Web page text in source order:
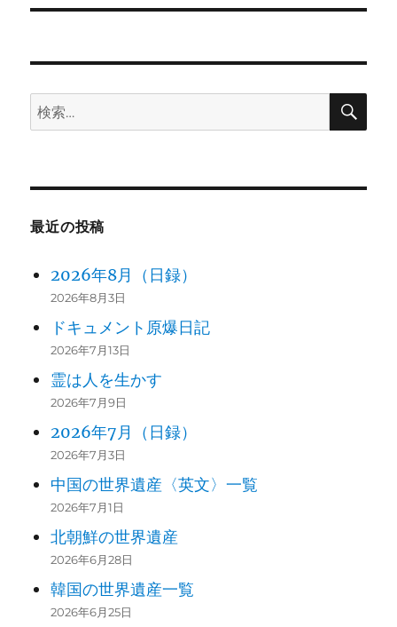
シ
ン
稿:
検
索:
検
最近の投稿
2026年8月（日録）
2026年8月3日
ドキュメント原爆日記
2026年7月13日
霊は人を生かす
2026年7月9日
2026年7月（日録）
2026年7月3日
中国の世界遺産〈英文〉一覧
2026年7月1日
北朝鮮の世界遺産
2026年6月28日
韓国の世界遺産一覧
2026年6月25日